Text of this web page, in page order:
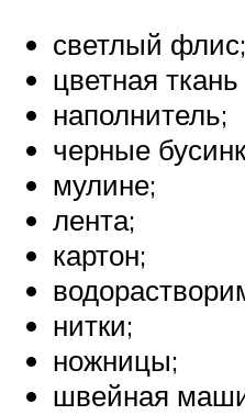
светлый флис;
цветная
наполнитель;
черные
мулине;
лента;
картон;
нитки;
ножницы;
швейная